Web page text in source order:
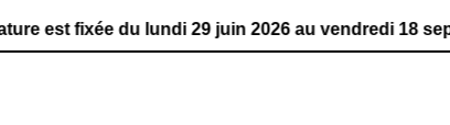
du lundi 29 juin 2026 au vendredi 18